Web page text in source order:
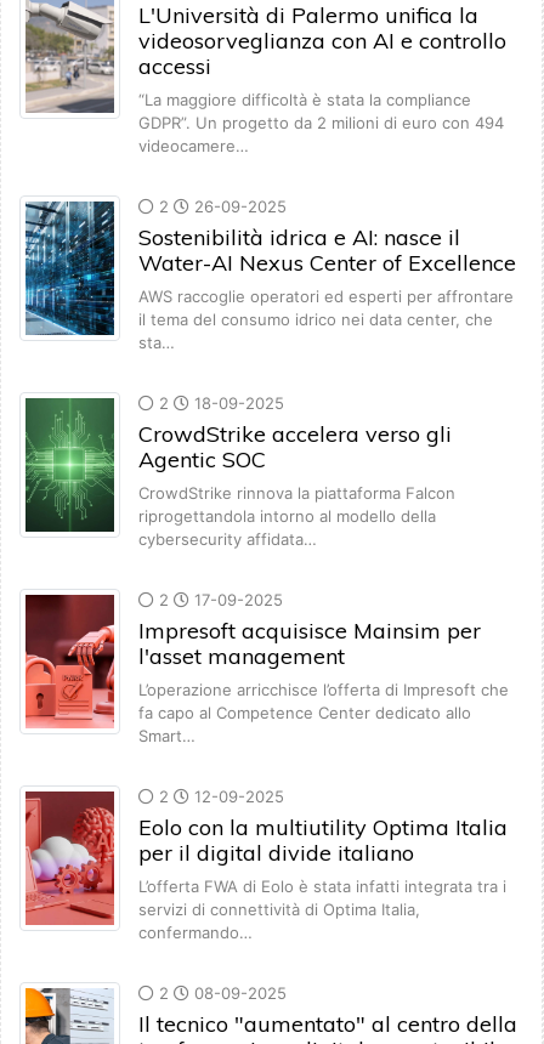
L'Università di Palermo unifica la
videosorveglianza con AI e controllo
accessi
“La maggiore difficoltà è stata la compliance
GDPR”. Un progetto da 2 milioni di euro con 494
videocamere…
2 26-09-2025
Sostenibilità idrica e AI: nasce il
Water-AI Nexus Center of Excellence
AWS raccoglie operatori ed esperti per affrontare
il tema del consumo idrico nei data center, che
sta…
2 18-09-2025
CrowdStrike accelera verso gli
Agentic SOC
CrowdStrike rinnova la piattaforma Falcon
riprogettandola intorno al modello della
cybersecurity affidata…
2 17-09-2025
Impresoft acquisisce Mainsim per
l'asset management
L’operazione arricchisce l’offerta di Impresoft che
fa capo al Competence Center dedicato allo
Smart…
2 12-09-2025
Eolo con la multiutility Optima Italia
per il digital divide italiano
L’offerta FWA di Eolo è stata infatti integrata tra i
servizi di connettività di Optima Italia,
confermando…
2 08-09-2025
Il tecnico "aumentato" al centro della